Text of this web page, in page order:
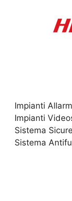
Impianti
Impianti
Sistema
Sistema